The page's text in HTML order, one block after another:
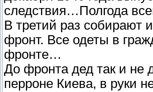
следствия…Полгода
В третий раз собирают
фронт. Все одеты в
фронте…
До фронта дед так и не
перроне Киева, в руки